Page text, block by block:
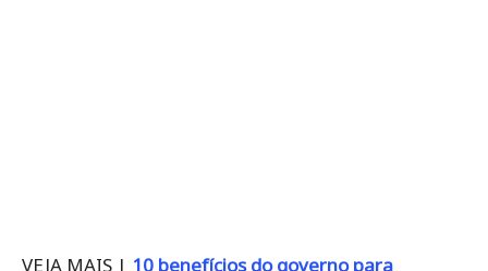
VEJA MAIS | 10 benefícios do governo para